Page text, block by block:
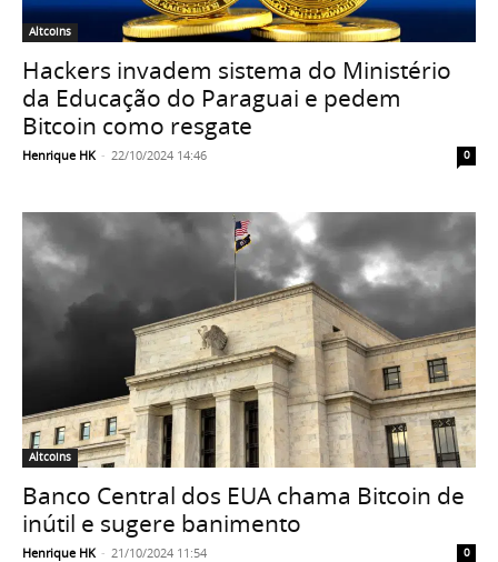
Altcoins
Hackers invadem sistema do Ministério
da Educação do Paraguai e pedem
Bitcoin como resgate
Henrique HK - 22/10/2024 14:46 0
Altcoins
Banco Central dos EUA chama Bitcoin de
inútil e sugere banimento
Henrique HK - 21/10/2024 11:54 0